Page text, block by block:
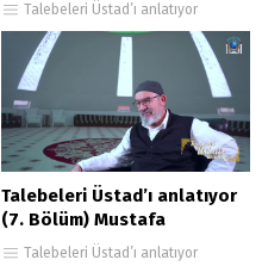
Talebeleri Üstad’ı anlatıyor
Talebeleri Üstad’ı anlatıyor
(7. Bölüm) Mustafa
Pazarçeviren
Talebeleri Üstad’ı anlatıyor